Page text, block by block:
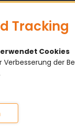
Tracking
Cookies
Verbesserung der